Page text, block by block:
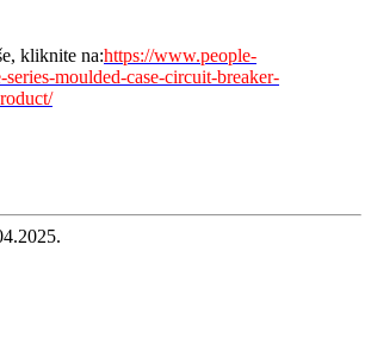
kliknite na:https://www.people-
moulded-case-circuit-breaker-